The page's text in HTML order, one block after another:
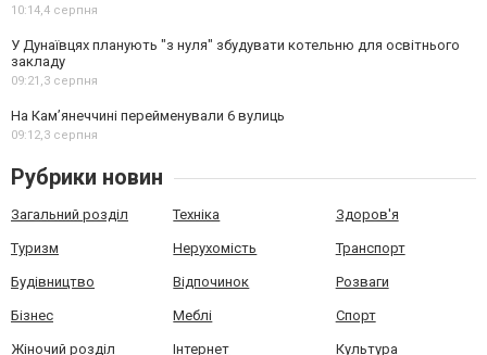
10:14,4 серпня
У Дунаївцях планують "з нуля" збудувати котельню для освітнього
закладу
09:21,3 серпня
На Камʼянеччині перейменували 6 вулиць
09:12,3 серпня
Рубрики новин
Загальний розділ Техніка Здоров'я
Туризм Нерухомість Транспорт
Будівництво Відпочинок Розваги
Бізнес Меблі Спорт
Жіночий розділ Інтернет Культура